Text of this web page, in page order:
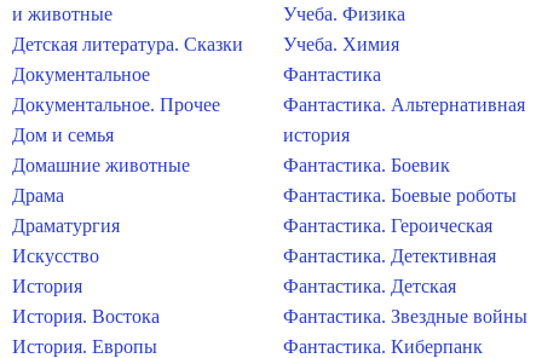
и животные
Детская литература. Сказки
Документальное
Документальное. Прочее
Дом и семья
Домашние животные
Драма
Драматургия
Искусство
История
История. Востока
История. Европы
Учеба. Физика
Учеба. Химия
Фантастика
Фантастика. Альтернативная
история
Фантастика. Боевик
Фантастика. Боевые роботы
Фантастика. Героическая
Фантастика. Детективная
Фантастика. Детская
Фантастика. Звездные войны
Фантастика. Киберпанк